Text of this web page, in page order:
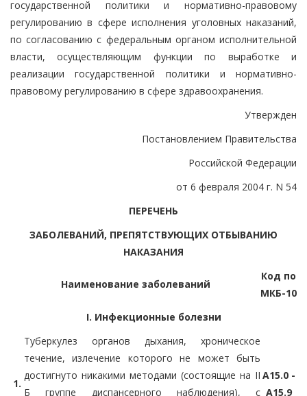
государственной политики и нормативно-правовому
регулированию в сфере исполнения уголовных наказаний,
по согласованию с федеральным органом исполнительной
власти, осуществляющим функции по выработке и
реализации государственной политики и нормативно-
правовому регулированию в сфере здравоохранения.
Утвержден
Постановлением Правительства
Российской Федерации
от 6 февраля 2004 г. N 54
ПЕРЕЧЕНЬ
ЗАБОЛЕВАНИЙ, ПРЕПЯТСТВУЮЩИХ ОТБЫВАНИЮ
НАКАЗАНИЯ
Наименование заболеваний
Код по
МКБ-10
I. Инфекционные болезни
1.
Туберкулез органов дыхания, хроническое
течение, излечение которого не может быть
достигнуто никакими методами (состоящие на II
Б группе диспансерного наблюдения), с
A15.0 -
A15.9